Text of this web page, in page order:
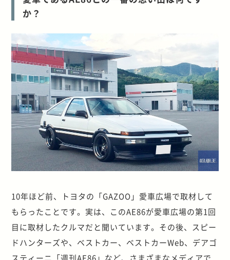
か？
10年ほど前、トヨタの「GAZOO」愛車広場で取材して
もらったことです。実は、このAE86が愛車広場の第1回
目に取材したクルマだと聞いています。その後、スピー
ドハンターズや、ベストカー、ベストカーWeb、デアゴ